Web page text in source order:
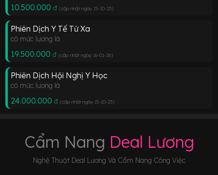
10.500.000 đ (cập nhật ngày 15-10-23)
Phiên Dịch Y Tế Từ Xa
có mức lương là
19.500.000 đ (cập nhật ngày 16-01-26)
Phiên Dịch Hội Nghị Y Học
có mức lương là
24.000.000 đ (cập nhật ngày 15-10-23)
Cẩm Nang Deal Lương
Nghệ Thuật Deal Lương Và Cẩm Nang Công Việc